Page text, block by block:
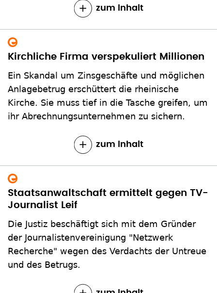
zum Inhalt
Kirchliche Firma verspekuliert Millionen
Ein Skandal um Zinsgeschäfte und möglichen
Anlagebetrug erschüttert die rheinische
Kirche. Sie muss tief in die Tasche greifen, um
ihr Abrechnungsunternehmen zu sichern.
zum Inhalt
Staatsanwaltschaft ermittelt gegen TV-
Journalist Leif
Die Justiz beschäftigt sich mit dem Gründer
der Journalistenvereinigung "Netzwerk
Recherche" wegen des Verdachts der Untreue
und des Betrugs.